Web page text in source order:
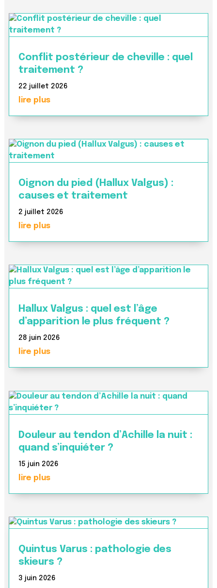
Conflit postérieur de cheville : quel
traitement ?
22 juillet 2026
lire plus
Oignon du pied (Hallux Valgus) :
causes et traitement
2 juillet 2026
lire plus
Hallux Valgus : quel est l’âge
d’apparition le plus fréquent ?
28 juin 2026
lire plus
Douleur au tendon d’Achille la nuit :
quand s’inquiéter ?
15 juin 2026
lire plus
Quintus Varus : pathologie des
skieurs ?
3 juin 2026